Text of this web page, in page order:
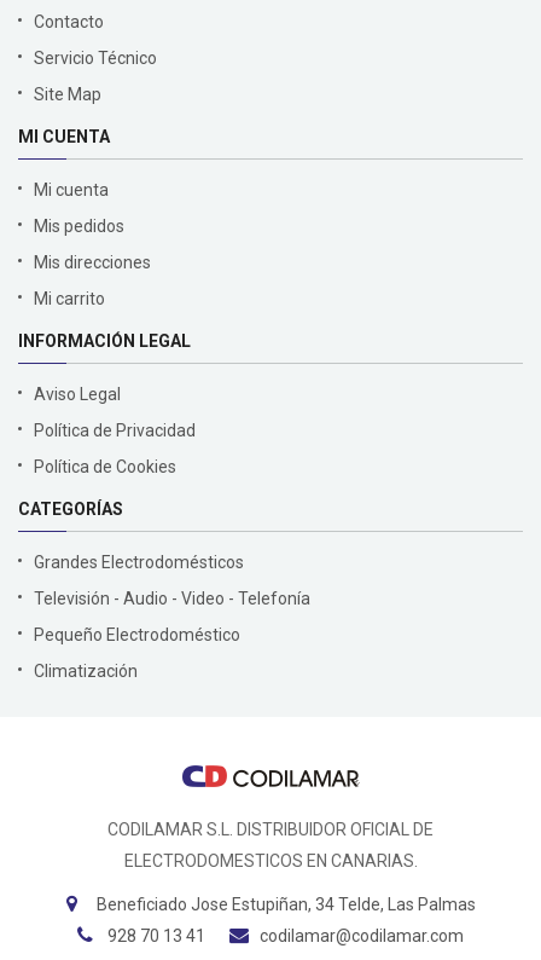
Contacto
Servicio Técnico
Site Map
MI CUENTA
Mi cuenta
Mis pedidos
Mis direcciones
Mi carrito
INFORMACIÓN LEGAL
Aviso Legal
Política de Privacidad
Política de Cookies
CATEGORÍAS
Grandes Electrodomésticos
Televisión - Audio - Video - Telefonía
Pequeño Electrodoméstico
Climatización
CODILAMAR S.L. DISTRIBUIDOR OFICIAL DE
ELECTRODOMESTICOS EN CANARIAS.
Beneficiado Jose Estupiñan, 34 Telde, Las Palmas
928 70 13 41
codilamar@codilamar.com